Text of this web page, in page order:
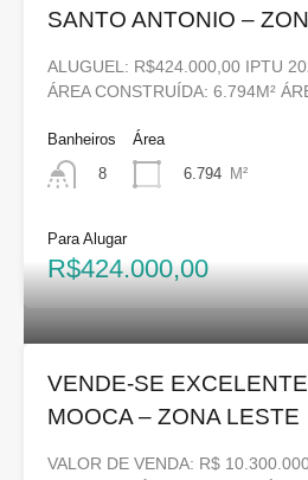
SANTO ANTONIO –
ALUGUEL: R$424.000,00 IPTU
ÁREA CONSTRUÍDA: 6.794M²
Banheiros
8
Área
6.794 M²
Para Alugar
R$424.000,00
VENDE-SE
MOOCA – ZONA LESTE
VALOR DE VENDA: R$